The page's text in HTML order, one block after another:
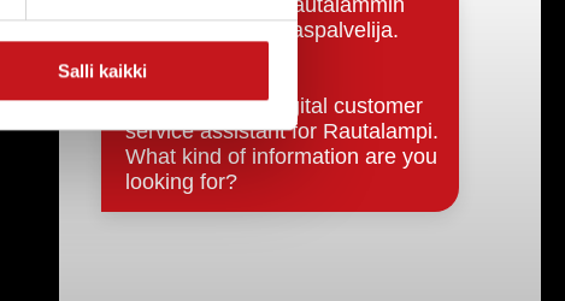
Salli kaikki
Päätökset, esityslistat & pöytäkirjat
Hallinto
Kunnanhallitus
Kunnanvaltuusto